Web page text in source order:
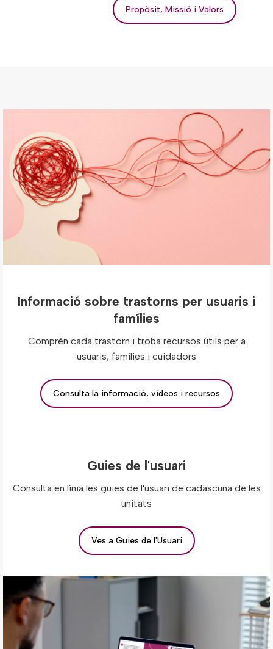
Propòsit, Missió i Valors
Informació sobre trastorns per usuaris i
famílies
Comprèn cada trastorn i troba recursos útils per a
usuaris, famílies i cuidadors
Consulta la informació, vídeos i recursos
Guies de l'usuari
Consulta en línia les guies de l'usuari de cadascuna de les
unitats
Ves a Guies de l'Usuari